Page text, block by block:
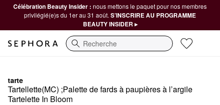
Célébration Beauty Insider : nous mettons le paquet pour nos membres
privilégié(e)s du 1er au 31 août. S’INSCRIRE AU PROGRAMME
BEAUTY INSIDER ▸
Recherche
tarte
Tartellette(MC) ;Palette de fards à paupières à l’argile
Tartelette In Bloom